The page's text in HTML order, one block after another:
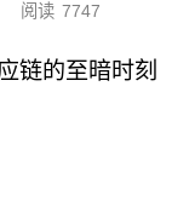
阅读 7747
链的至暗时刻